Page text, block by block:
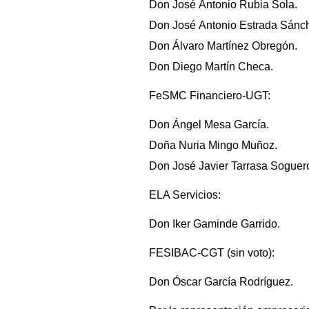
Don José Antonio Rubia Sola.
Don José Antonio Estrada
Don Álvaro Martínez Obregón.
Don Diego Martín Checa.
FeSMC Financiero-UGT:
Don Ángel Mesa García.
Doña Nuria Mingo Muñoz.
Don José Javier Tarrasa
ELA Servicios:
Don Iker Gaminde Garrido.
FESIBAC-CGT (sin voto):
Don Óscar García Rodríguez.